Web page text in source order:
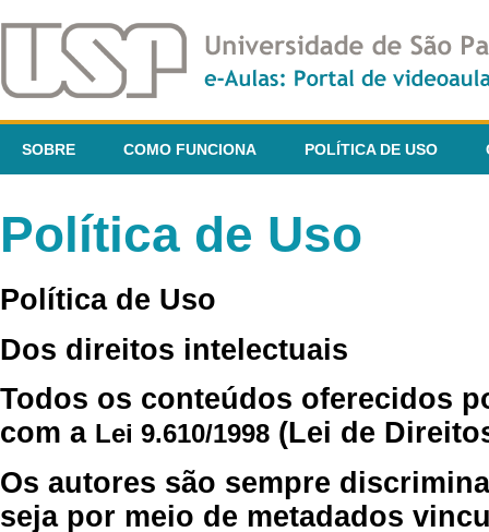
SOBRE COMO FUNCIONA POLÍTICA DE USO
Política de Uso
Política de Uso
Dos direitos intelectuais
Todos os conteúdos oferecidos
com a Lei 9.610/1998 (Lei de
Os autores são sempre
seja por meio de metadados